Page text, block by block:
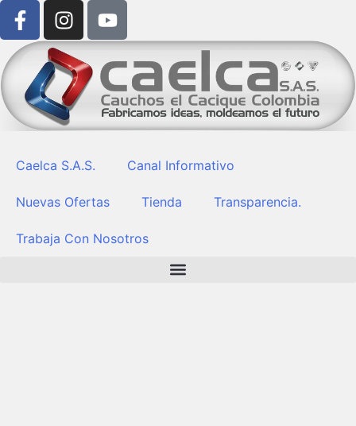
Saltar
al
contenido
F
a
c
b
o
o
-
I
n
s
t
a
g
r
m
Y
o
u
t
u
b
e
Caelca S.A.S. Canal Informativo
Nuevas Ofertas Tienda Transparencia.
Trabaja Con Nosotros